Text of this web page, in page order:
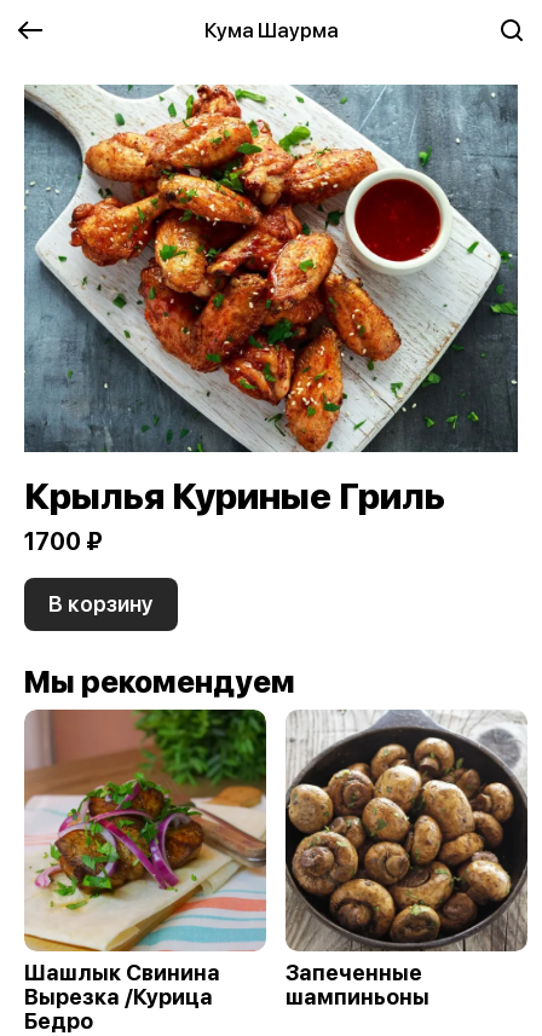
Кума Шаурма
Крылья Куриные Гриль
1700 ₽
В корзину
Мы рекомендуем
Шашлык Свинина
Вырезка /Курица
Бедро
Запеченные
шампиньоны